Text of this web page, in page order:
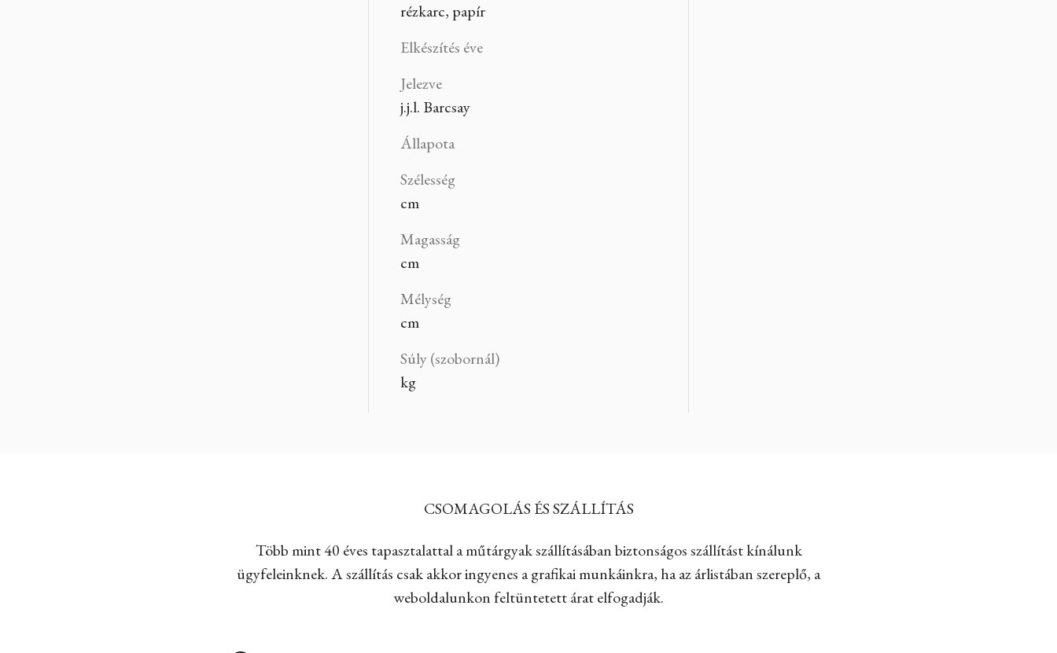
rézkarc, papír
Elkészítés éve
Jelezve
j.j.l. Barcsay
Állapota
Szélesség
cm
Magasság
cm
Mélység
cm
Súly (szobornál)
kg
CSOMAGOLÁS ÉS SZÁLLÍTÁS
Több mint 40 éves tapasztalattal a műtárgyak szállításában biztonságos szállítást kínálunk
ügyfeleinknek. A szállítás csak akkor ingyenes a grafikai munkáinkra, ha az árlistában szereplő, a
weboldalunkon feltüntetett árat elfogadják.